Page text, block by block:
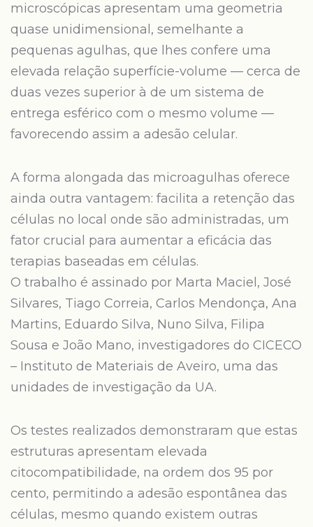
microscópicas apresentam uma geometria
quase unidimensional, semelhante a
pequenas agulhas, que lhes confere uma
elevada relação superfície-volume — cerca de
duas vezes superior à de um sistema de
entrega esférico com o mesmo volume —
favorecendo assim a adesão celular.
A forma alongada das microagulhas oferece
ainda outra vantagem: facilita a retenção das
células no local onde são administradas, um
fator crucial para aumentar a eficácia das
terapias baseadas em células.
O trabalho é assinado por Marta Maciel, José
Silvares, Tiago Correia, Carlos Mendonça, Ana
Martins, Eduardo Silva, Nuno Silva, Filipa
Sousa e João Mano, investigadores do CICECO
– Instituto de Materiais de Aveiro, uma das
unidades de investigação da UA.
Os testes realizados demonstraram que estas
estruturas apresentam elevada
citocompatibilidade, na ordem dos 95 por
cento, permitindo a adesão espontânea das
células, mesmo quando existem outras